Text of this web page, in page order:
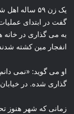
یک زن ۵۹
گفت در ابتدای
به می گذاری در خانه
انفجار مین کشته
او می گوید: «نمی
گذاری شده. در
زمانی که شهر هنوز